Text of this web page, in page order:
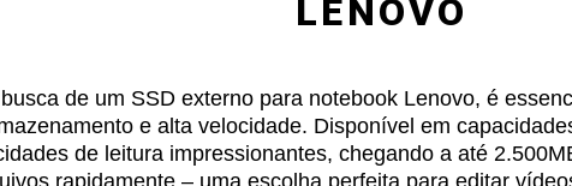
LENOVO
de um SSD externo para notebook Lenovo, é
e alta velocidade. Disponível em
de leitura impressionantes, chegando a até
rapidamente – uma escolha perfeita para editar